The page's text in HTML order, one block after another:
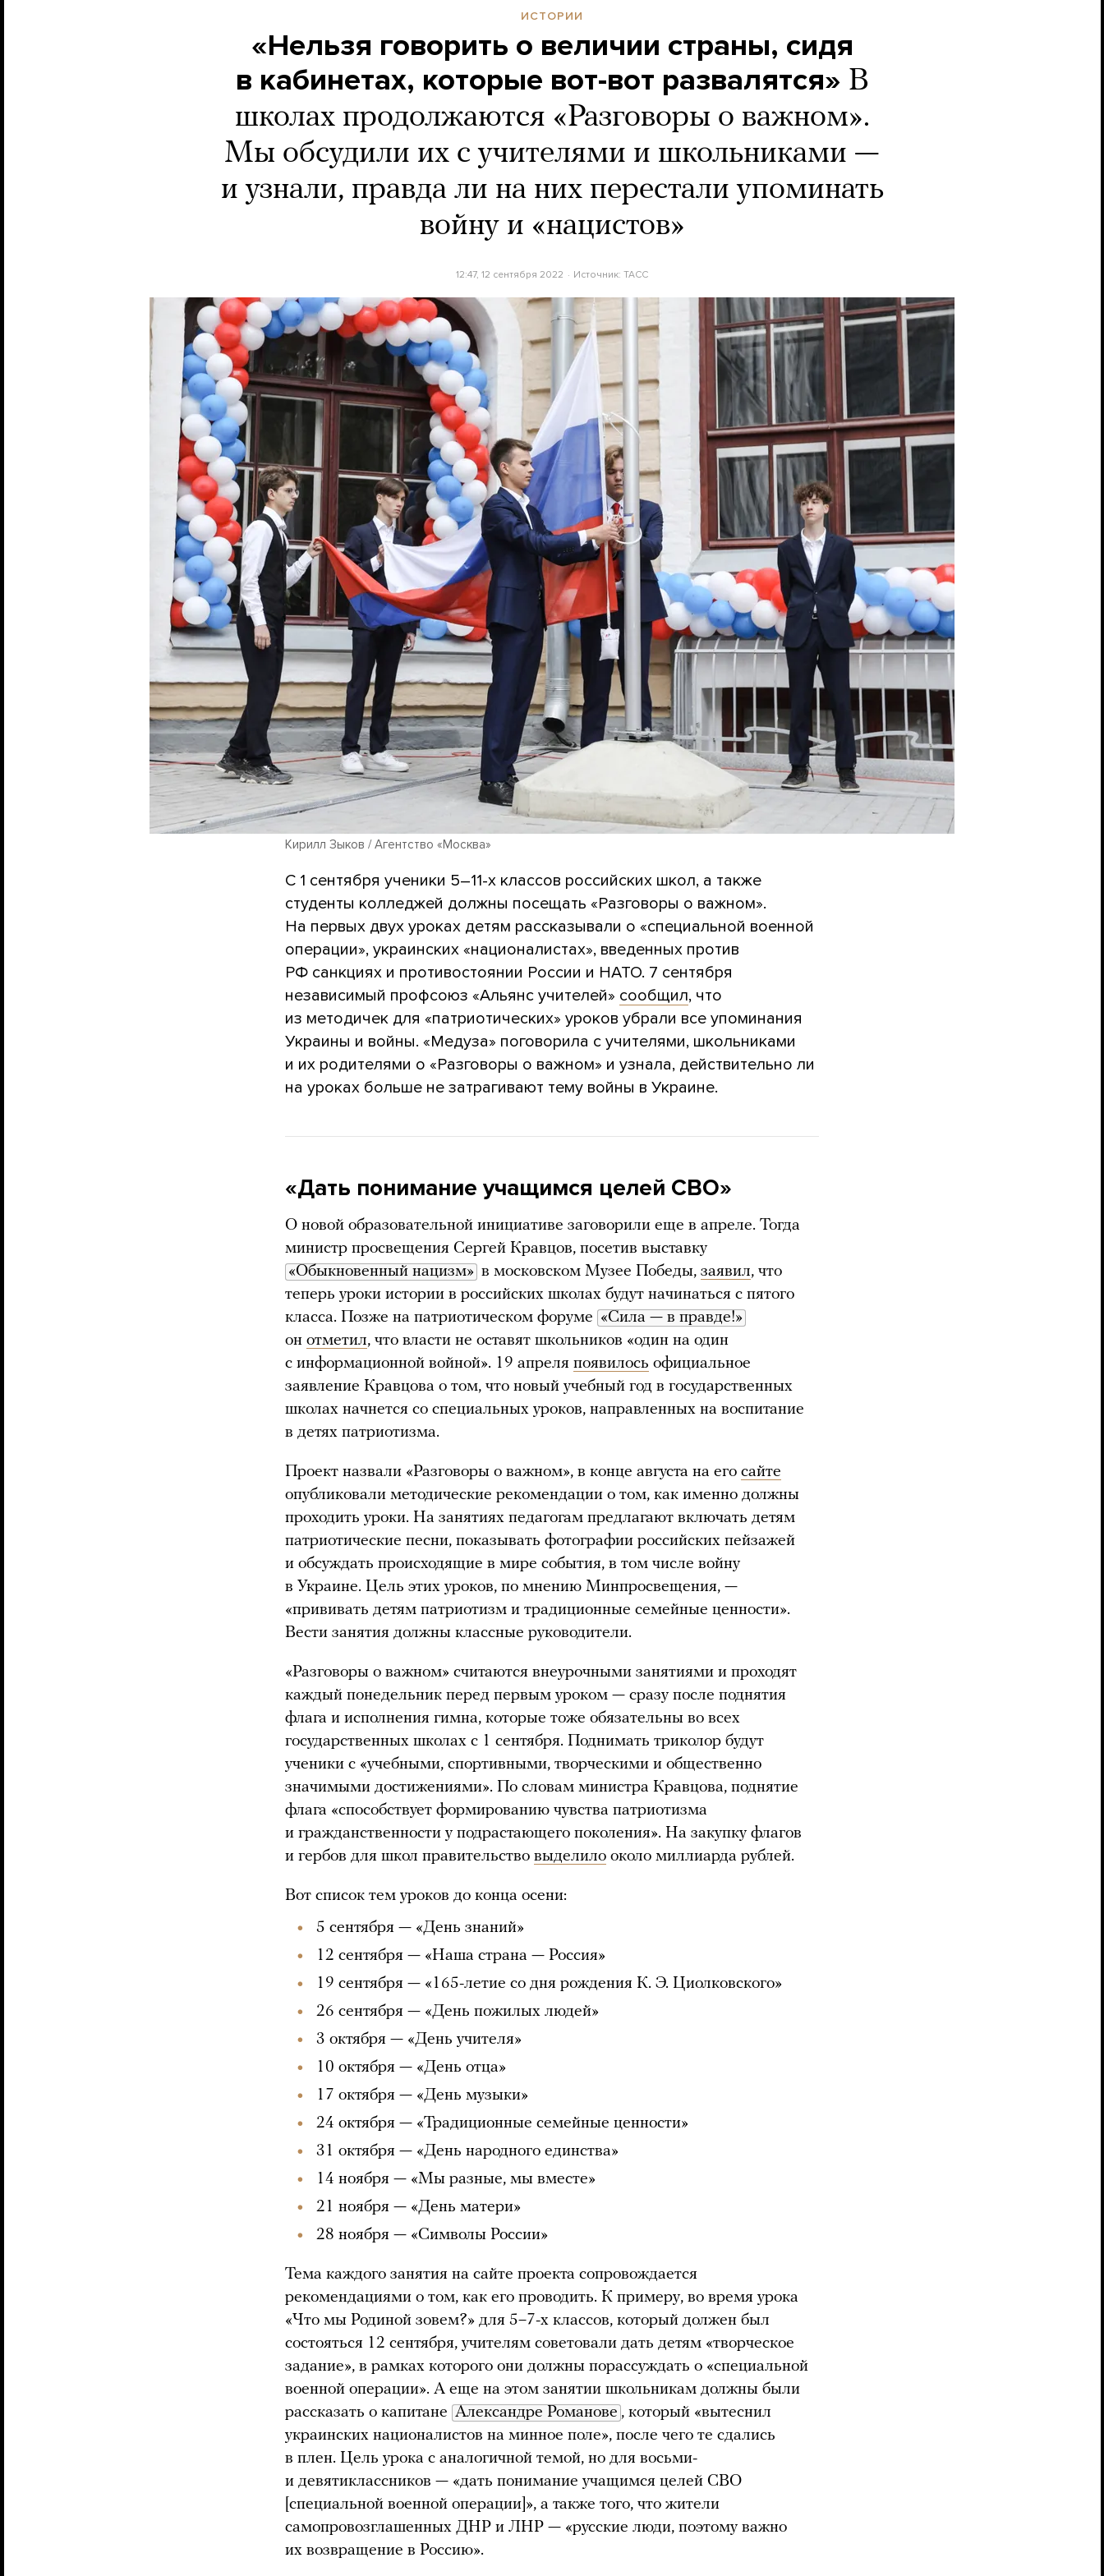
ИСТОРИИ
«Нельзя говорить о величии страны, сидя
в кабинетах, которые вот-вот развалятся» В
школах продолжаются «Разговоры о важном».
Мы обсудили их с учителями и школьниками —
и узнали, правда ли на них перестали упоминать
войну и «нацистов»
12:47, 12 сентября 2022 Источник:ТАСС
Кирилл Зыков / Агентство «Москва»
С 1 сентября ученики 5–11-х классов российских школ, а также
студенты колледжей должны посещать «Разговоры о важном».
На первых двух уроках детям рассказывали о «специальной военной
операции», украинских «националистах», введенных против
РФ санкциях и противостоянии России и НАТО. 7 сентября
независимый профсоюз «Альянс учителей» сообщил, что
из методичек для «патриотических» уроков убрали все упоминания
Украины и войны. «Медуза» поговорила с учителями, школьниками
и их родителями о «Разговоры о важном» и узнала, действительно ли
на уроках больше не затрагивают тему войны в Украине.
«Дать понимание учащимся целей СВО»
О новой образовательной инициативе заговорили еще в апреле. Тогда
министр просвещения Сергей Кравцов, посетив выставку
«Обыкновенный нацизм» в московском Музее Победы, заявил, что
теперь уроки истории в российских школах будут начинаться с пятого
класса. Позже на патриотическом форуме «Сила — в правде!»
он отметил, что власти не оставят школьников «один на один
с информационной войной». 19 апреля появилось официальное
заявление Кравцова о том, что новый учебный год в государственных
школах начнется со специальных уроков, направленных на воспитание
в детях патриотизма.
Проект назвали «Разговоры о важном», в конце августа на его сайте
опубликовали методические рекомендации о том, как именно должны
проходить уроки. На занятиях педагогам предлагают включать детям
патриотические песни, показывать фотографии российских пейзажей
и обсуждать происходящие в мире события, в том числе войну
в Украине. Цель этих уроков, по мнению Минпросвещения, —
«прививать детям патриотизм и традиционные семейные ценности».
Вести занятия должны классные руководители.
«Разговоры о важном» считаются внеурочными занятиями и проходят
каждый понедельник перед первым уроком — сразу после поднятия
флага и исполнения гимна, которые тоже обязательны во всех
государственных школах с 1 сентября. Поднимать триколор будут
ученики с «учебными, спортивными, творческими и общественно
значимыми достижениями». По словам министра Кравцова, поднятие
флага «способствует формированию чувства патриотизма
и гражданственности у подрастающего поколения». На закупку флагов
и гербов для школ правительство выделило около миллиарда рублей.
Вот список тем уроков до конца осени:
5 сентября — «День знаний»
12 сентября — «Наша страна — Россия»
19 сентября — «165-летие со дня рождения К. Э. Циолковского»
26 сентября — «День пожилых людей»
3 октября — «День учителя»
10 октября — «День отца»
17 октября — «День музыки»
24 октября — «Традиционные семейные ценности»
31 октября — «День народного единства»
14 ноября — «Мы разные, мы вместе»
21 ноября — «День матери»
28 ноября — «Символы России»
Тема каждого занятия на сайте проекта сопровождается
рекомендациями о том, как его проводить. К примеру, во время урока
«Что мы Родиной зовем?» для 5–7-х классов, который должен был
состояться 12 сентября, учителям советовали дать детям «творческое
задание», в рамках которого они должны порассуждать о «специальной
военной операции». А еще на этом занятии школьникам должны были
рассказать о капитане Александре Романове , который «вытеснил
украинских националистов на минное поле», после чего те сдались
в плен. Цель урока с аналогичной темой, но для восьми-
и девятиклассников — «дать понимание учащимся целей СВО
[специальной военной операции]», а также того, что жители
самопровозглашенных ДНР и ЛНР — «русские люди, поэтому важно
их возвращение в Россию».